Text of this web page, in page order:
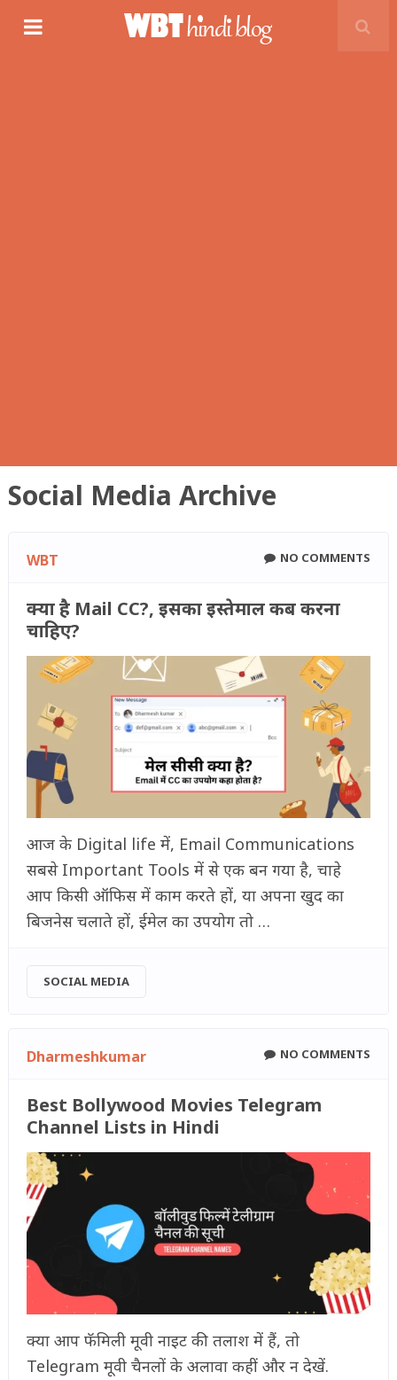
Social Media Archive
WBT NO COMMENTS
क्या है Mail CC?, इसका इस्तेमाल कब करना
चाहिए?
आज के Digital life में, Email Communications
सबसे Important Tools में से एक बन गया है, चाहे
आप किसी ऑफिस में काम करते हों, या अपना खुद का
बिजनेस चलाते हों, ईमेल का उपयोग तो …
SOCIAL MEDIA
Dharmeshkumar NO COMMENTS
Best Bollywood Movies Telegram
Channel Lists in Hindi
क्या आप फॅमिली मूवी नाइट की तलाश में हैं, तो
Telegram मूवी चैनलों के अलावा कहीं और न देखें.